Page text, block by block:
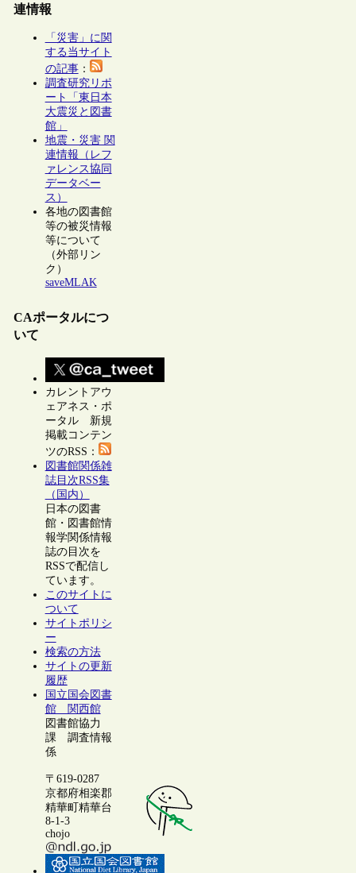
連情報
「災害」に関
する当サイト
の記事：
調査研究リポ
ート「東日本
大震災と図書
館」
地震・災害 関
連情報（レフ
ァレンス協同
データベー
ス）
各地の図書館
等の被災情報
等について
（外部リン
ク）
saveMLAK
CAポータルにつ
いて
カレントアウ
ェアネス・ポ
ータル 新規
掲載コンテン
ツのRSS：
図書館関係雑
誌目次RSS集
（国内）
日本の図書
館・図書館情
報学関係情報
誌の目次を
RSSで配信し
ています。
このサイトに
ついて
サイトポリシ
ー
検索の方法
サイトの更新
履歴
国立国会図書
館 関西館
図書館協力
課 調査情報
係
〒619-0287
京都府相楽郡
精華町精華台
8-1-3
chojo